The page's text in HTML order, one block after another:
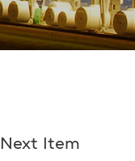
Next Item